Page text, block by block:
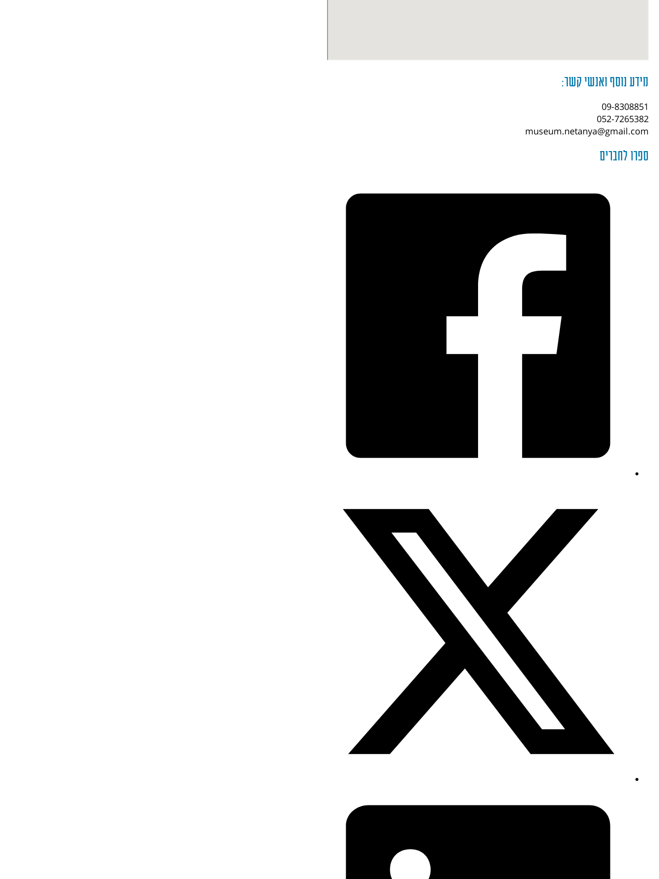
מידע נוסף ואנשי קשר:
09-8308851
052-7265382
museum.netanya@gmail.com
ספרו לחברים